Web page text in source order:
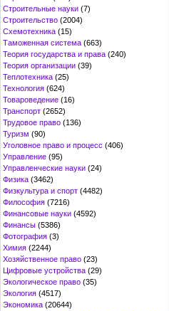
Строительные науки (7)
Строительство (2004)
Схемотехника (15)
Таможенная система (663)
Теория государства и права (240)
Теория организации (39)
Теплотехника (25)
Технология (624)
Товароведение (16)
Транспорт (2652)
Трудовое право (136)
Туризм (90)
Уголовное право и процесс (406)
Управление (95)
Управленческие науки (24)
Физика (3462)
Физкультура и спорт (4482)
Философия (7216)
Финансовые науки (4592)
Финансы (5386)
Фотография (3)
Химия (2244)
Хозяйственное право (23)
Цифровые устройства (29)
Экологическое право (35)
Экология (4517)
Экономика (20644)